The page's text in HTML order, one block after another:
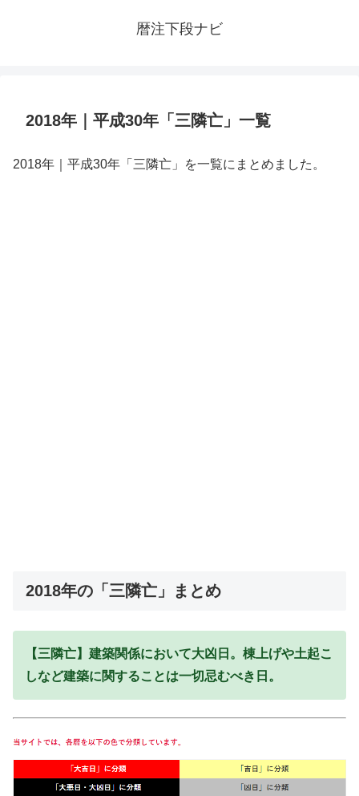
暦注下段ナビ
2018年｜平成30年「三隣亡」一覧
2018年｜平成30年「三隣亡」を一覧にまとめました。
2018年の「三隣亡」まとめ
【三隣亡】建築関係において大凶日。棟上げや土起こ
しなど建築に関することは一切忌むべき日。